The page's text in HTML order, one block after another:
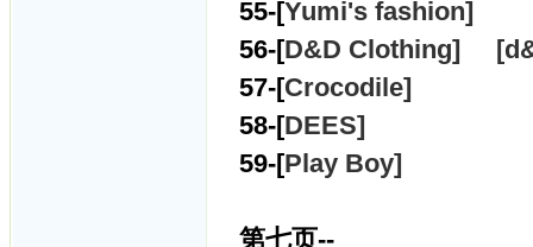
55-[Yumi's fashion]
56-[D&D Clothing] [
57-[Crocodile]
58-[DEES]
59-[Play Boy]
第七页--